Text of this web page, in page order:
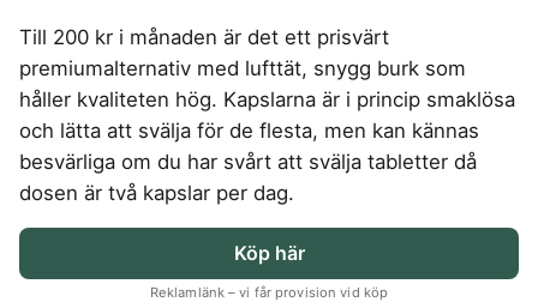
Pizzaugn
Elvisp
Gjutjärnsgryta
Glassmaskin
Kaffebryggare
Kaffemaskin
Knivslip
Skärbräda
Smashjärn
Stekbord
Stekpanna
LIVSMEDEL
SOVRUM
VITVAROR
Gaming Tangentbord
Gamingbord
Gamingmus
Gamingstol
LJUD & BILD
75 Tum TV
Trådlösa hörlurar
TV 50 tum
TV 55 tum
TV Abonnemang
Berberine
Kollagen
Kosttillskott klimakteriet
Kreatin
Magnesium zink
NMN
Omega 3
Proteinpulver
Shilajit
SPORT
Driver
Golfklocka
Golfset
Träningsklocka dam
Träningsklocka herr
Nedgrävd studsmatta
Oval studsmatta
Rektangulär studsmatta
Stor studsmatta
Studsmatta
Till 200 kr i månaden är det ett prisvärt
premiumalternativ med lufttät, snygg burk som
håller kvaliteten hög. Kapslarna är i princip smaklösa
och lätta att svälja för de flesta, men kan kännas
besvärliga om du har svårt att svälja tabletter då
dosen är två kapslar per dag.
Köp här
Reklamlänk – vi får provision vid köp